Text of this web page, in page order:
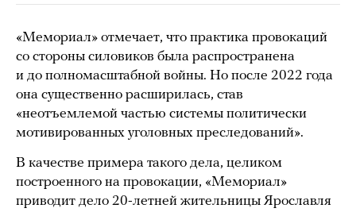
«Мемориал» отмечает, что практика провокаций
со стороны силовиков была распространена
и до полномасштабной войны. Но после 2022 года
она существенно расширилась, став
«неотъемлемой частью системы политически
мотивированных уголовных преследований».
В качестве примера такого дела, целиком
построенного на провокации, «Мемориал»
приводит дело 20-летней жительницы Ярославля